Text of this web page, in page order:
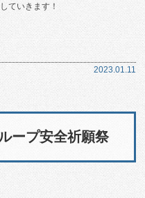
ていきます！
2023.01.11
ープ安全祈願祭